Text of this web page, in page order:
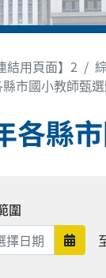
結用頁面】2
市國小教師甄
各縣
圍
日期